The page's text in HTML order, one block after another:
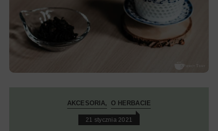
AKCESORIA O HERBACIE
21 stycznia 2021